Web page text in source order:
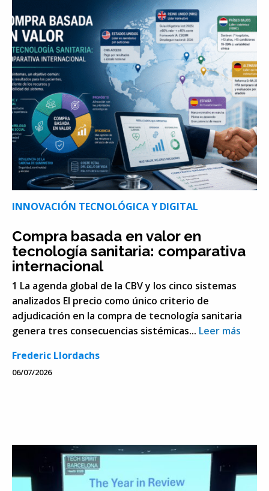
INNOVACIÓN TECNOLÓGICA Y DIGITAL
Compra basada en valor en
tecnología sanitaria: comparativa
internacional
1 La agenda global de la CBV y los cinco sistemas
analizados El precio como único criterio de
adjudicación en la compra de tecnología sanitaria
genera tres consecuencias sistémicas... Leer más
Frederic Llordachs
06/07/2026